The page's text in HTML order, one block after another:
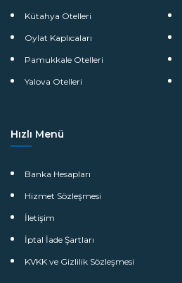
Kütahya Otelleri
Oylat Kaplıcaları
Pamukkale Otelleri
Yalova Otelleri
Hızlı Menü
Banka Hesapları
Hizmet Sözleşmesi
İletişim
İptal İade Şartları
KVKK ve Gizlilik Sözleşmesi